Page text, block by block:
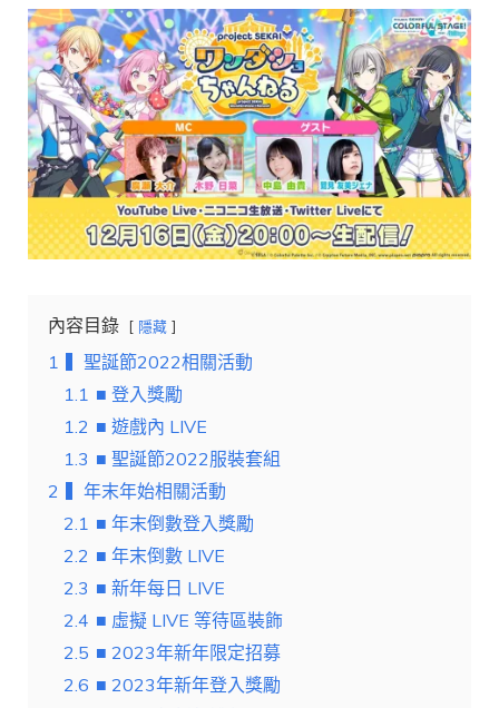
內容目錄 隱藏
1
▍聖誕節2022相關活動
1.1 ■ 登入獎勵
1.2 ■ 遊戲內 LIVE
1.3 ■ 聖誕節2022服裝套組
2
▍年末年始相關活動
2.1 ■ 年末倒數登入獎勵
2.2 ■ 年末倒數 LIVE
2.3 ■ 新年每日 LIVE
2.4 ■ 虛擬 LIVE 等待區裝飾
2.5 ■ 2023年新年限定招募
2.6 ■ 2023年新年登入獎勵